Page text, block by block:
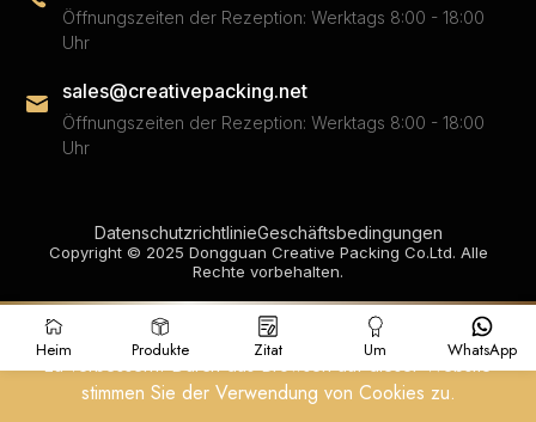
Öffnungszeiten der Rezeption: Werktags 8:00 - 18:00
Uhr
sales@creativepacking.net
Öffnungszeiten der Rezeption: Werktags 8:00 - 18:00
Uhr
Copyright © 2025 Dongguan Creative Packing Co.Ltd. Alle
Rechte vorbehalten.
DatenschutzrichtlinieGeschäftsbedingungen
Heim Produkte Zitat Um WhatsApp
Wir verwenden Cookies, um Ihr Erlebnis auf unserer Website
zu verbessern. Durch das Browsen auf dieser Website
stimmen Sie der Verwendung von Cookies zu.